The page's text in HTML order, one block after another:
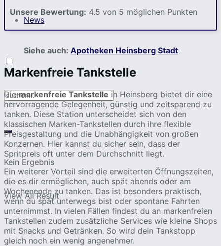
News
Kein Ergebnis
View All Result
Unsere Bewertung: 4.5 von 5 möglichen Punkten
Siehe auch: Apotheken Heinsberg Stadt
Markenfreie Tankstelle
Diemarkenfreie Tankstelle in Heinsberg bietet dir eine
hervorragende Gelegenheit, günstig und zeitsparend zu
tanken. Diese Station unterscheidet sich von den
klassischen Marken-Tankstellen durch ihre flexible
Preisgestaltung und die Unabhängigkeit von großen
Konzernen. Hier kannst du sicher sein, dass der
Spritpreis oft unter dem Durchschnitt liegt.
Ein weiterer Vorteil sind die erweiterten Öffnungszeiten,
die es dir ermöglichen, auch spät abends oder am
Wochenende zu tanken. Das ist besonders praktisch,
wenn du spät unterwegs bist oder spontane Fahrten
unternimmst. In vielen Fällen findest du an markenfreien
Tankstellen zudem zusätzliche Services wie kleine Shops
mit Snacks und Getränken. So wird dein Tankstopp
gleich noch ein wenig angenehmer.